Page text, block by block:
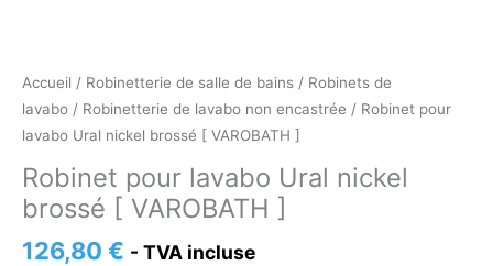
Accueil / Robinetterie de salle de bains / Robinets de
lavabo / Robinetterie de lavabo non encastrée / Robinet pour
lavabo Ural nickel brossé [ VAROBATH ]
Robinet pour lavabo Ural nickel
brossé [ VAROBATH ]
126,80 € - TVA incluse